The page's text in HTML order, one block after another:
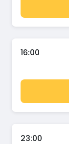
16:00
23:00